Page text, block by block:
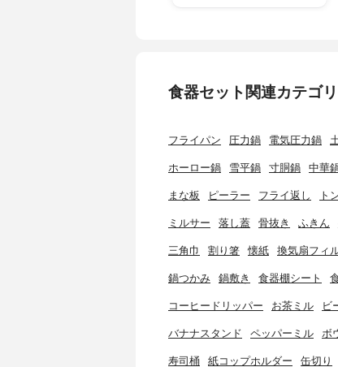
食器セット関連カテゴ
フライパン 圧力鍋 電気圧力鍋
ホーロー鍋 雪平鍋 寸胴鍋 中華
まな板 ピーラー フライ返し ト
ミルサー 落し蓋 骨抜き ふきん
三角巾 割り箸 懐紙 換気扇フィ
鍋つかみ 鍋敷き 食器棚シート
コーヒードリッパー お茶ミル ビ
バナナスタンド ペッパーミル ボ
寿司桶 紙コップホルダー 缶切り